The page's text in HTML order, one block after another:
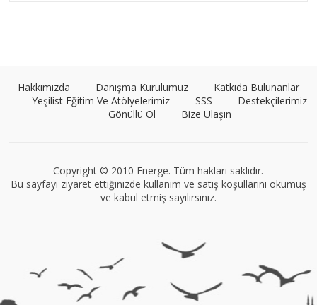
Tüm yazıları görüntüle
Hakkımızda Danışma Kurulumuz
Katkıda Bulunanlar
Yeşilist Eğitim Ve Atölyelerimiz
SSS
Destekçilerimiz
Gönüllü Ol
Bize Ulaşın
Copyright © 2010 Energe. Tüm hakları saklıdır.
Bu sayfayı ziyaret ettiğinizde kullanım ve satış koşullarını okumuş
ve kabul etmiş sayılırsınız.